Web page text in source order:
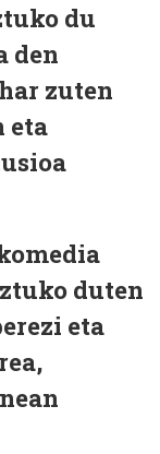
du
den
zuten
eta
duten
eta